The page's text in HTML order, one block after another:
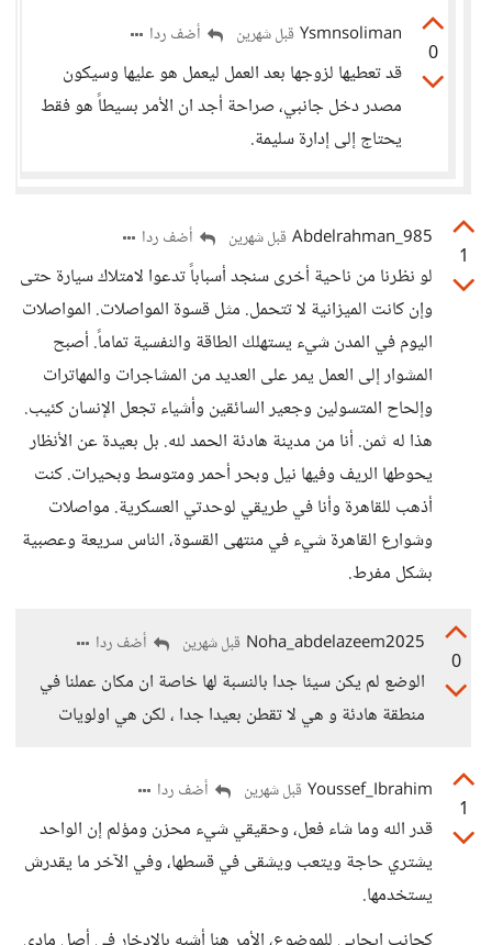
0
Ysmnsoliman قبل شهرين أضف ردا
قد تعطيها لزوجها بعد العمل ليعمل هو عليها وسيكون
مصدر دخل جانبي، صراحة أجد ان الأمر بسيطاً هو فقط
يحتاج إلى إدارة سليمة.
1
Abdelrahman_985 قبل شهرين أضف ردا
لو نظرنا من ناحية أخرى سنجد أسباباً تدعوا لامتلاك سيارة حتى
وإن كانت الميزانية لا تتحمل. مثل قسوة المواصلات. المواصلات
اليوم في المدن شيء يستهلك الطاقة والنفسية تماماً. أصبح
المشوار إلى العمل يمر على العديد من المشاجرات والمهاترات
وإلحاح المتسولين وجعير السائقين وأشياء تجعل الإنسان كئيب.
هذا له ثمن. أنا من مدينة هادئة الحمد لله. بل بعيدة عن الأنظار
يحوطها الريف وفيها نيل وبحر أحمر ومتوسط وبحيرات. كنت
أذهب للقاهرة وأنا في طريقي لوحدتي العسكرية. مواصلات
وشوارع القاهرة شيء في منتهى القسوة، الناس سريعة وعصبية
بشكل مفرط.
0
Noha_abdelazeem2025 قبل شهرين أضف ردا
الوضع لم يكن سيئا جدا بالنسبة لها خاصة ان مكان عملنا في
منطقة هادئة و هي لا تقطن بعيدا جدا ، لكن هي اولويات
1
Youssef_Ibrahim قبل شهرين أضف ردا
قدر الله وما شاء فعل، وحقيقي شيء محزن ومؤلم إن الواحد
يشتري حاجة ويتعب ويشقى في قسطها، وفي الآخر ما يقدرش
يستخدمها.